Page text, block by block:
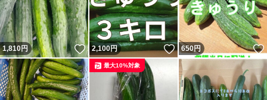
1,810円 いいね！
2,100円 いいね！
650円
最大10%対象